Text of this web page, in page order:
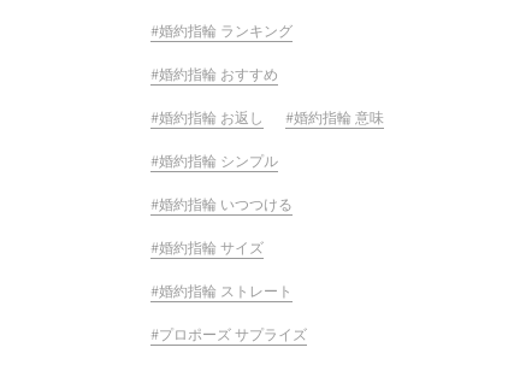
婚約指輪 ランキング
婚約指輪 おすすめ
婚約指輪 お返し 婚約指輪 意味
婚約指輪 シンプル
婚約指輪 いつつける
婚約指輪 サイズ
婚約指輪 ストレート
プロポーズ サプライズ